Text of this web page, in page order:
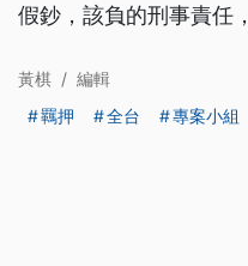
假鈔，該負的刑事責任
黃棋 / 編輯
羈押
全台 專案小組